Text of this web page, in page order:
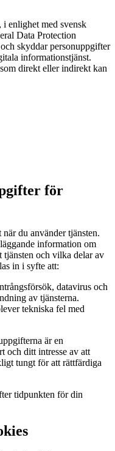
enlighet med svensk
Data Protection
skyddar personuppgifter
informationstjänst.
direkt eller indirekt kan
för
du använder tjänsten.
information om
tjänsten och vilka delar av
in i syfte att:
datavirus och
av tjänsterna.
tekniska fel med
är en
och ditt intresse av att
tungt för att rättfärdiga
tidpunkten för din